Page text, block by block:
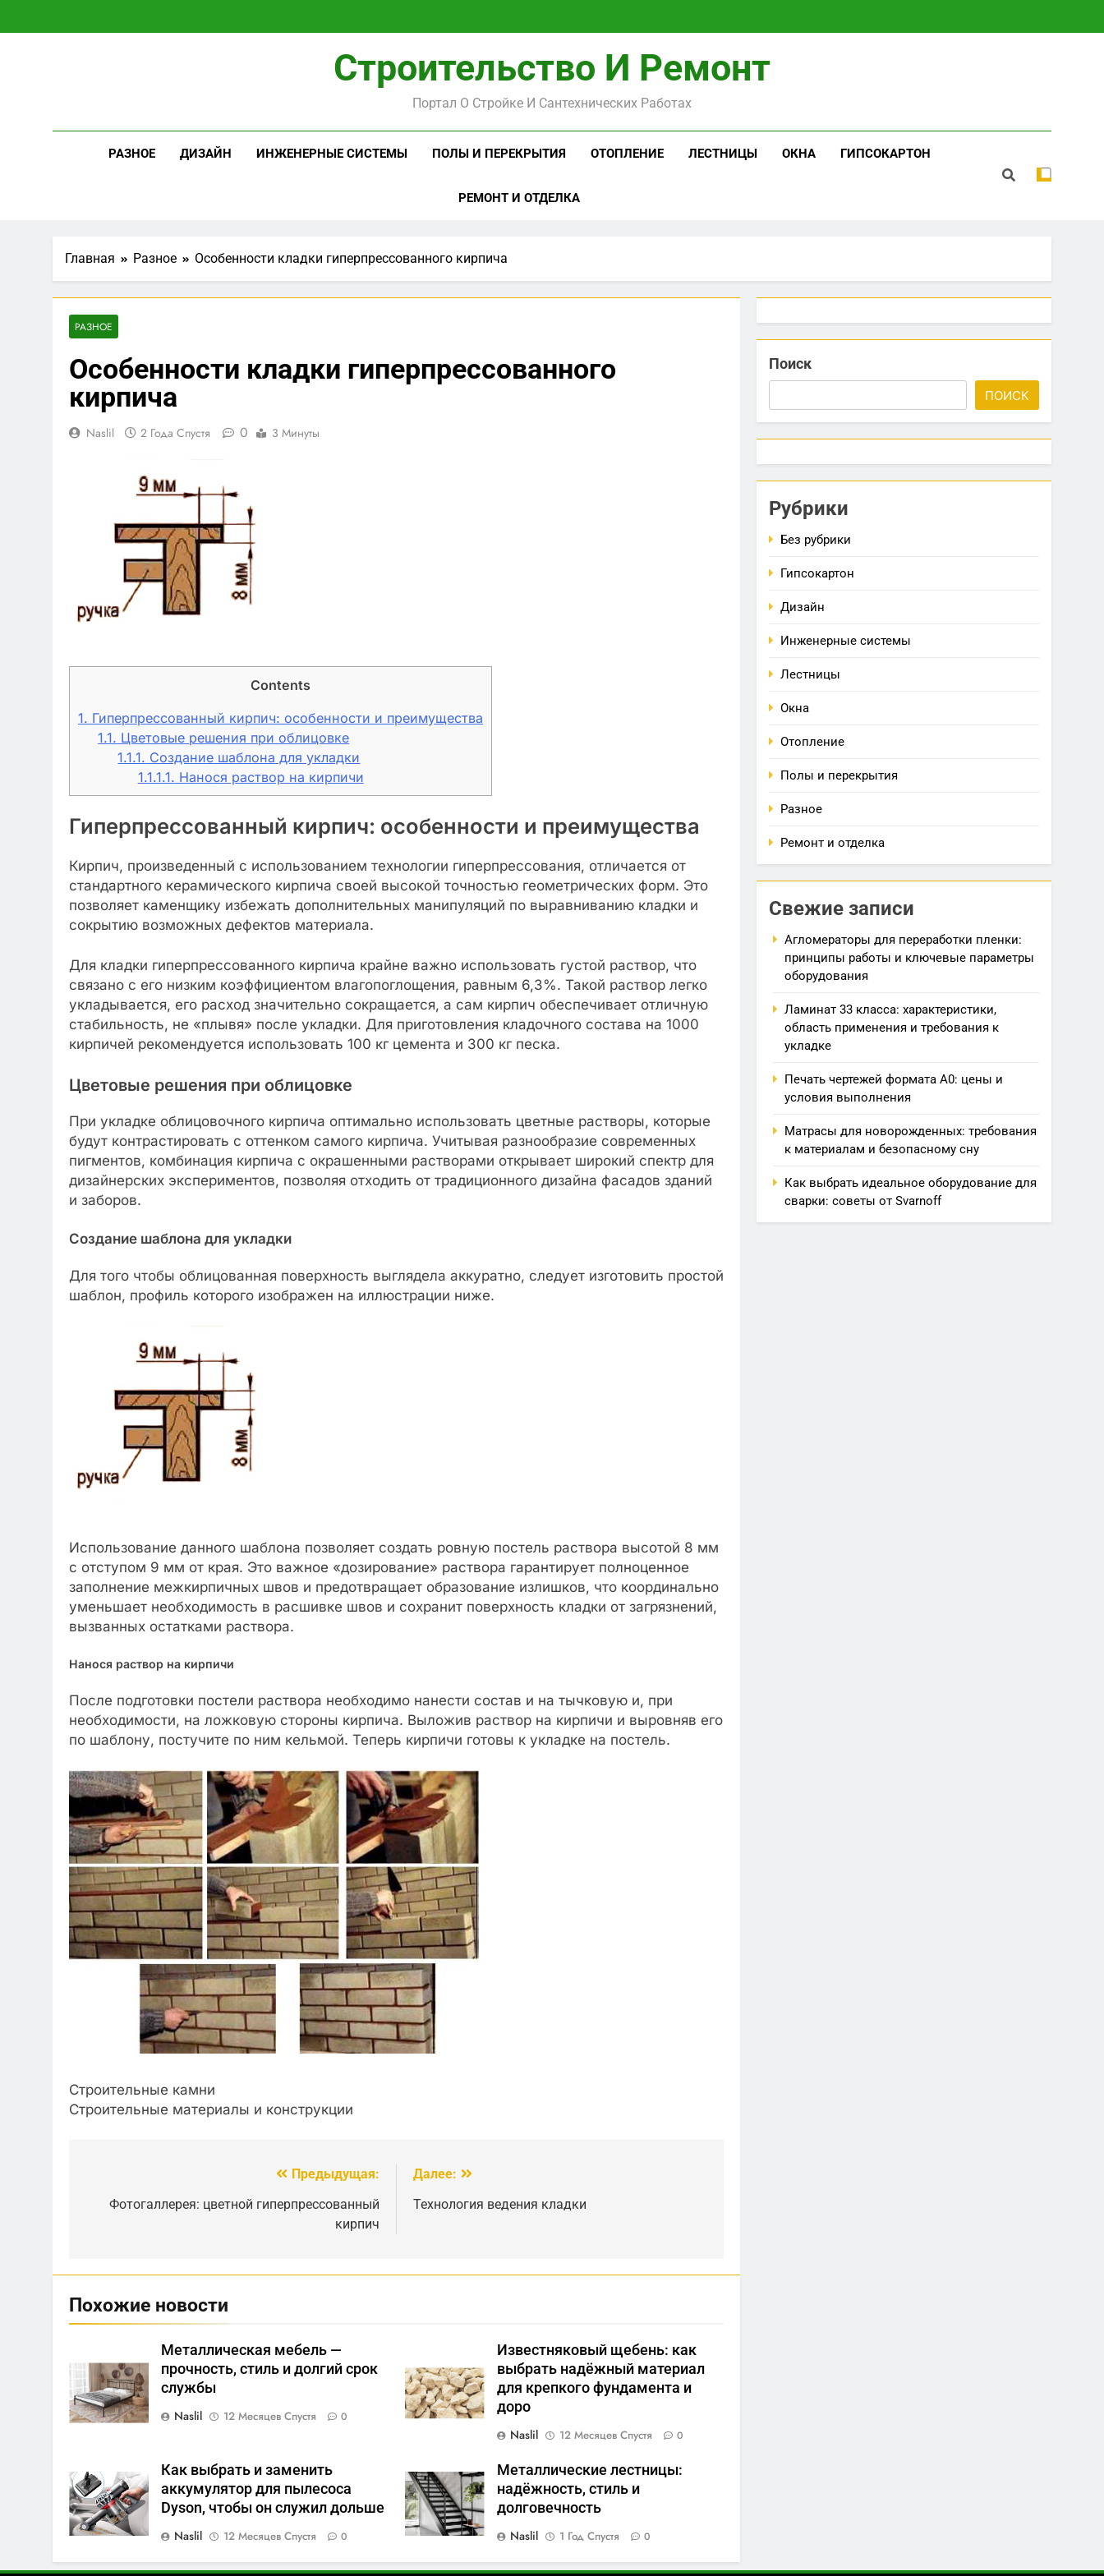
Строительство И Ремонт
Портал О Стройке И Сантехнических Работах
РАЗНОЕ ДИЗАЙН ИНЖЕНЕРНЫЕ СИСТЕМЫ ПОЛЫ И ПЕРЕКРЫТИЯ ОТОПЛЕНИЕ ЛЕСТНИЦЫ ОКНА ГИПСОКАРТОН
РЕМОНТ И ОТДЕЛКА
Главная Разное Особенности кладки гиперпрессованного кирпича
РАЗНОЕ
Особенности кладки гиперпрессованного
кирпича
Naslil 2 Года Спустя 0 3 Минуты
Contents
1. Гиперпрессованный кирпич: особенности и преимущества
1.1. Цветовые решения при облицовке
1.1.1. Создание шаблона для укладки
1.1.1.1. Нанося раствор на кирпичи
Гиперпрессованный кирпич: особенности и преимущества
Кирпич, произведенный с использованием технологии гиперпрессования, отличается от
стандартного керамического кирпича своей высокой точностью геометрических форм. Это
позволяет каменщику избежать дополнительных манипуляций по выравниванию кладки и
сокрытию возможных дефектов материала.
Для кладки гиперпрессованного кирпича крайне важно использовать густой раствор, что
связано с его низким коэффициентом влагопоглощения, равным 6,3%. Такой раствор легко
укладывается, его расход значительно сокращается, а сам кирпич обеспечивает отличную
стабильность, не «плывя» после укладки. Для приготовления кладочного состава на 1000
кирпичей рекомендуется использовать 100 кг цемента и 300 кг песка.
Цветовые решения при облицовке
При укладке облицовочного кирпича оптимально использовать цветные растворы, которые
будут контрастировать с оттенком самого кирпича. Учитывая разнообразие современных
пигментов, комбинация кирпича с окрашенными растворами открывает широкий спектр для
дизайнерских экспериментов, позволяя отходить от традиционного дизайна фасадов зданий
и заборов.
Создание шаблона для укладки
Для того чтобы облицованная поверхность выглядела аккуратно, следует изготовить простой
шаблон, профиль которого изображен на иллюстрации ниже.
Использование данного шаблона позволяет создать ровную постель раствора высотой 8 мм
с отступом 9 мм от края. Это важное «дозирование» раствора гарантирует полноценное
заполнение межкирпичных швов и предотвращает образование излишков, что координально
уменьшает необходимость в расшивке швов и сохранит поверхность кладки от загрязнений,
вызванных остатками раствора.
Нанося раствор на кирпичи
После подготовки постели раствора необходимо нанести состав и на тычковую и, при
необходимости, на ложковую стороны кирпича. Выложив раствор на кирпичи и выровняв его
по шаблону, постучите по ним кельмой. Теперь кирпичи готовы к укладке на постель.
Строительные камни
Строительные материалы и конструкции
Предыдущая:
Фотогаллерея: цветной гиперпрессованный
кирпич
Далее:
Технология ведения кладки
Похожие новости
Металлическая мебель —
прочность, стиль и долгий срок
службы
Naslil
12 Месяцев Спустя 0
Известняковый щебень: как
выбрать надёжный материал
для крепкого фундамента и
доро
Naslil
12 Месяцев Спустя 0
Как выбрать и заменить
аккумулятор для пылесоса
Dyson, чтобы он служил дольше
Naslil
12 Месяцев Спустя 0
Металлические лестницы:
надёжность, стиль и
долговечность
Naslil
1 Год Спустя 0
Поиск
ПОИСК
Рубрики
Без рубрики
Гипсокартон
Дизайн
Инженерные системы
Лестницы
Окна
Отопление
Полы и перекрытия
Разное
Ремонт и отделка
Свежие записи
Агломераторы для переработки пленки:
принципы работы и ключевые параметры
оборудования
Ламинат 33 класса: характеристики,
область применения и требования к
укладке
Печать чертежей формата А0: цены и
условия выполнения
Матрасы для новорожденных: требования
к материалам и безопасному сну
Как выбрать идеальное оборудование для
сварки: советы от Svarnoff